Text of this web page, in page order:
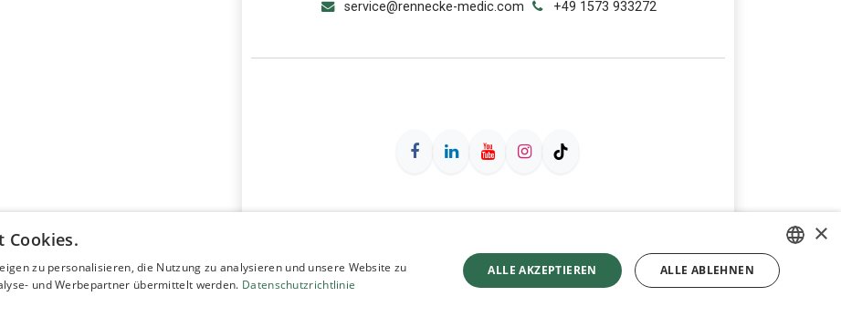
service@rennecke-medic.com +49 1573 933272
GERMAN
×
Cookies.
zu personalisieren, die Nutzung zu analysieren und unsere Website zu
und Werbepartner übermittelt werden. Datenschutzrichtlinie
ALLE AKZEPTIEREN ALLE ABLEHNEN